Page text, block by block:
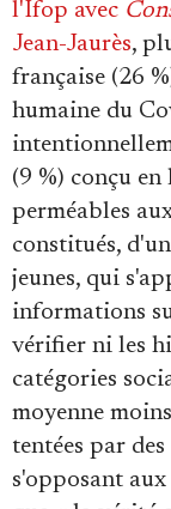
l'Ifop avec
Jean-Jaurès,
française (26
humaine du
(9 %) conçu
perméables
constitués,
jeunes, qui
informations
vérifier ni les
catégories
moyenne
tentées par
s'opposant